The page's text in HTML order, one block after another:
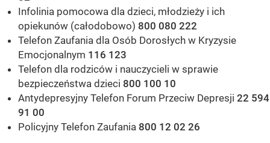
Infolinia pomocowa dla dzieci, młodzieży i ich
opiekunów (całodobowo) 800 080 222
Telefon Zaufania dla Osób Dorosłych w Kryzysie
Emocjonalnym 116 123
Telefon dla rodziców i nauczycieli w sprawie
bezpieczeństwa dzieci 800 100 10
Antydepresyjny Telefon Forum Przeciw Depresji 22 594
91 00
Policyjny Telefon Zaufania 800 12 02 26